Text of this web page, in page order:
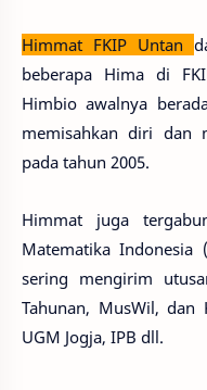
Himmat FKIP Untan
beberapa Hima di
Himbio awalnya
memisahkan diri dan
pada tahun 2005.
Himmat juga
Matematika Indonesia
sering mengirim
Tahunan, MusWil, dan
UGM Jogja, IPB dll.